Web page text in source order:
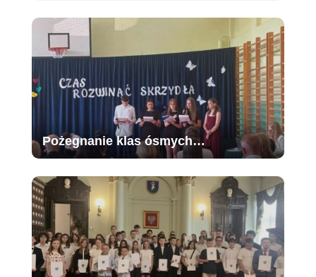
Pożegnanie klas ósmych…